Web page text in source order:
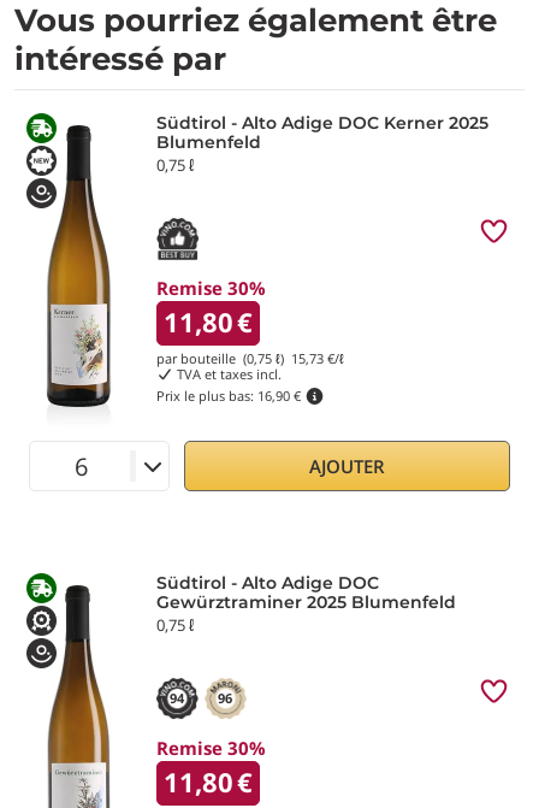
Vous pourriez également être
intéressé par
Südtirol - Alto Adige DOC Kerner 2025
Blumenfeld
0,75 ℓ
Remise 30%
11,80€
par bouteille (0,75 ℓ) 15,73 €/ℓ
TVA et taxes incl.
Prix le plus bas: 16,90 €
AJOUTER
Südtirol - Alto Adige DOC
Gewürztraminer 2025 Blumenfeld
0,75 ℓ
94 96
Remise 30%
11,80€